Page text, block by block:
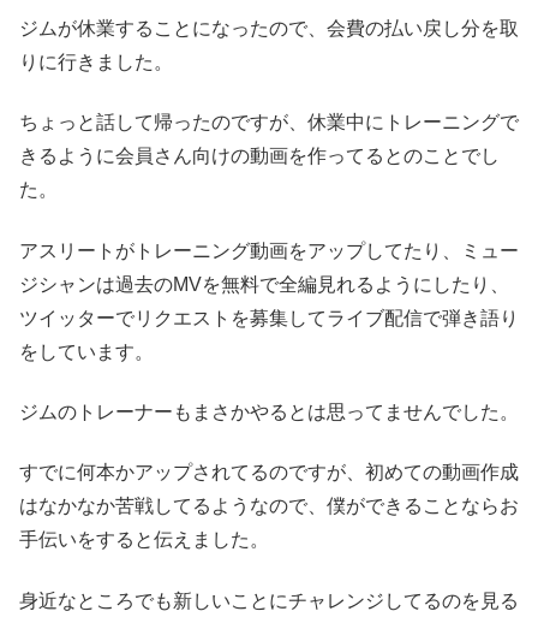
ジムが休業することになったので、会費の払い戻し分を取
りに行きました。
ちょっと話して帰ったのですが、休業中にトレーニングで
きるように会員さん向けの動画を作ってるとのことでし
た。
アスリートがトレーニング動画をアップしてたり、ミュー
ジシャンは過去のMVを無料で全編見れるようにしたり、
ツイッターでリクエストを募集してライブ配信で弾き語り
をしています。
ジムのトレーナーもまさかやるとは思ってませんでした。
すでに何本かアップされてるのですが、初めての動画作成
はなかなか苦戦してるようなので、僕ができることならお
手伝いをすると伝えました。
身近なところでも新しいことにチャレンジしてるのを見る